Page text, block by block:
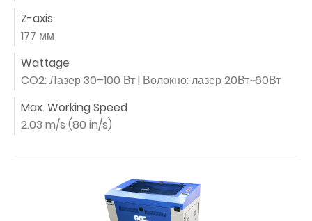
Z-axis
177 мм
Wattage
CO2: Лазер 30–100 Вт | Волокно: лазер 20Вт~60Вт
Max. Working Speed
2.03 m/s (80 in/s)